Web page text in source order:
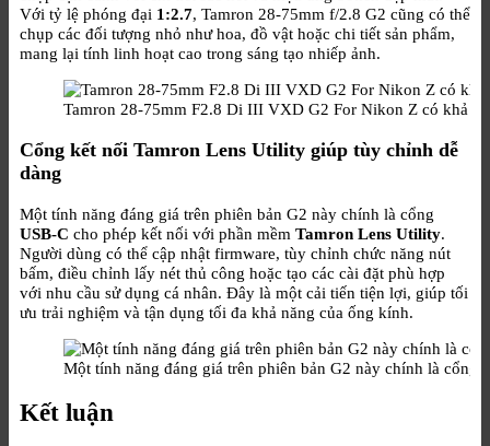
Với tỷ lệ phóng đại 1:2.7, Tamron 28-75mm f/2.8 G2 cũng có thể
chụp các đối tượng nhỏ như hoa, đồ vật hoặc chi tiết sản phẩm,
mang lại tính linh hoạt cao trong sáng tạo nhiếp ảnh.
Tamron 28-75mm F2.8 Di III VXD G2 For Nikon Z có khả
Cổng kết nối Tamron Lens Utility giúp tùy chỉnh dễ
dàng
Một tính năng đáng giá trên phiên bản G2 này chính là cổng
USB-C cho phép kết nối với phần mềm Tamron Lens Utility.
Người dùng có thể cập nhật firmware, tùy chỉnh chức năng nút
bấm, điều chỉnh lấy nét thủ công hoặc tạo các cài đặt phù hợp
với nhu cầu sử dụng cá nhân. Đây là một cải tiến tiện lợi, giúp tối
ưu trải nghiệm và tận dụng tối đa khả năng của ống kính.
Một tính năng đáng giá trên phiên bản G2 này chính là
Kết luận